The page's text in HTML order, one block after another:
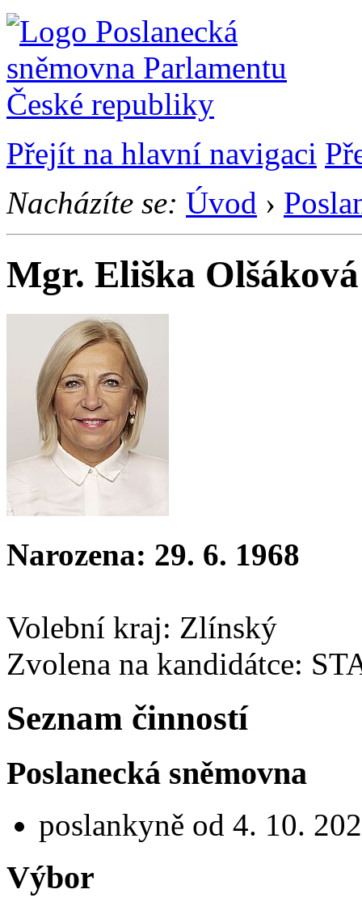
Přejít na hlavní navigaci
Nacházíte se: Úvod ›
Mgr. Eliška Olšáková
Narozena: 29. 6. 1968
Volební kraj: Zlínský
Zvolena na kandidátce:
Seznam činností
Poslanecká sněmovna
poslankyně od 4. 10.
Výbor